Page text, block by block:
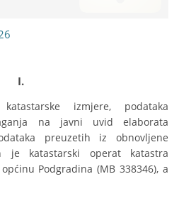
I.
izmjere, podataka
na javni uvid elaborata
preuzetih iz obnovljene
je katastarski operat katastra
Podgradina (MB 338346), a